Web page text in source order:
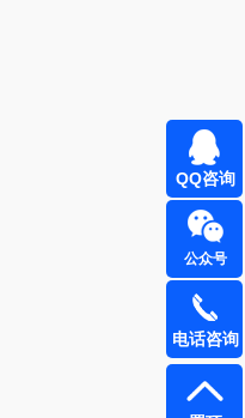
QQ咨询
公众号
电话咨询